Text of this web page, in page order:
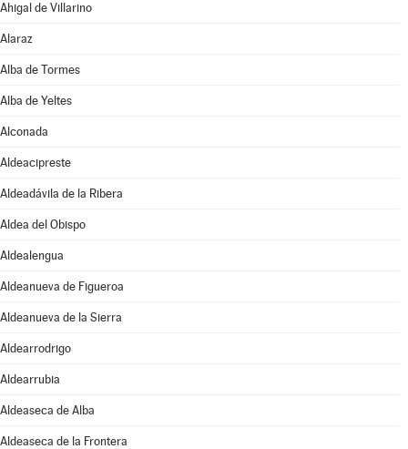
Ahigal de Villarino
Alaraz
Alba de Tormes
Alba de Yeltes
Alconada
Aldeacipreste
Aldeadávila de la Ribera
Aldea del Obispo
Aldealengua
Aldeanueva de Figueroa
Aldeanueva de la Sierra
Aldearrodrigo
Aldearrubia
Aldeaseca de Alba
Aldeaseca de la Frontera